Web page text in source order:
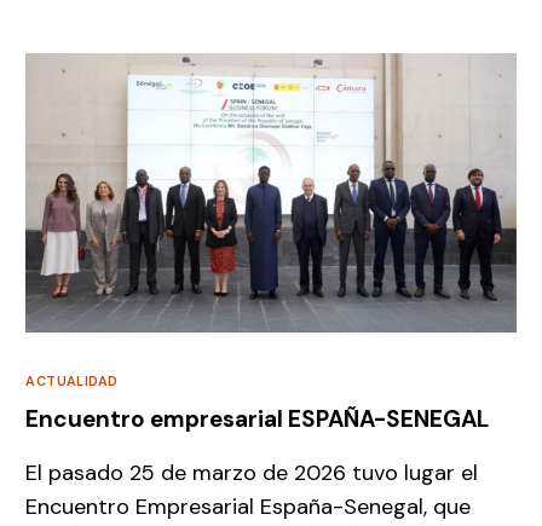
ACTUALIDAD
Encuentro empresarial ESPAÑA-SENEGAL
El pasado 25 de marzo de 2026 tuvo lugar el
Encuentro Empresarial España-Senegal, que